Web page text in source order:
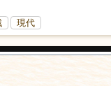
現代